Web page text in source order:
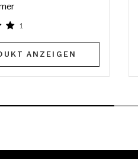
1
ANZEIGEN